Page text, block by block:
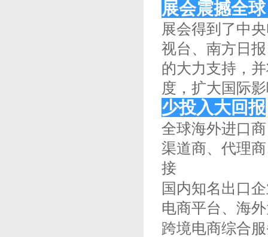
展会震撼全
展会得到了中
视台、南方日
的大力支持，
度，扩大国际
少投入大回报
全球海外进口
渠道商、代理
接
国内知名出口
电商平台、海
跨境电商综合